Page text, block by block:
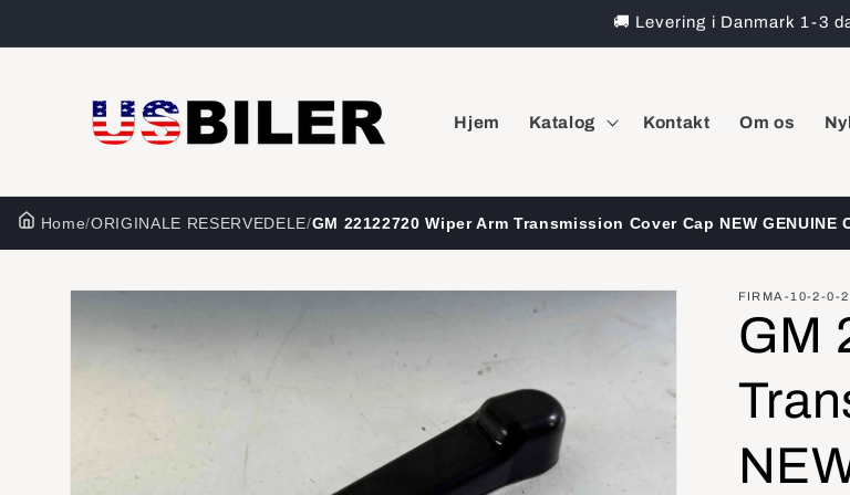
🚚 Levering i Danmark 1-3
Hjem Katalog Kontakt Om os
Home/ORIGINALE RESERVEDELE/GM 22122720 Wiper Arm Transmission Cover Cap NEW GENUINE
FIRMA-10-2-0-
GM